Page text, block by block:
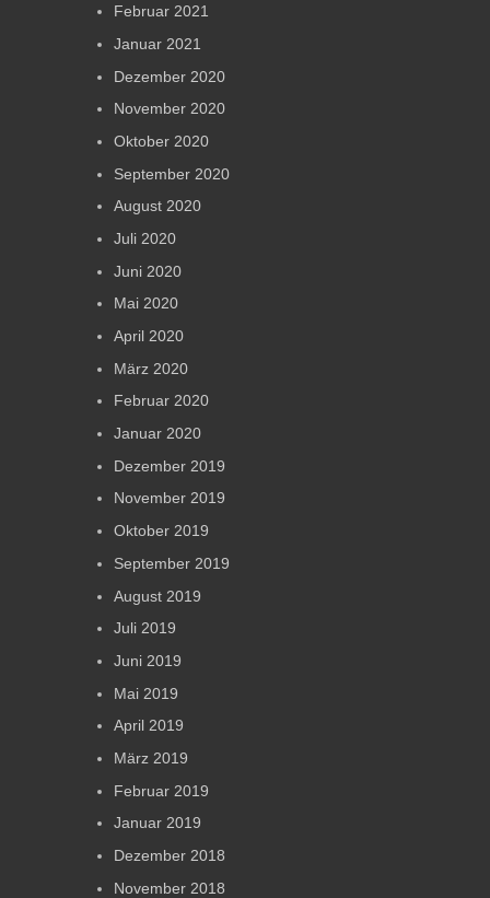
Februar 2021
Januar 2021
Dezember 2020
November 2020
Oktober 2020
September 2020
August 2020
Juli 2020
Juni 2020
Mai 2020
April 2020
März 2020
Februar 2020
Januar 2020
Dezember 2019
November 2019
Oktober 2019
September 2019
August 2019
Juli 2019
Juni 2019
Mai 2019
April 2019
März 2019
Februar 2019
Januar 2019
Dezember 2018
November 2018